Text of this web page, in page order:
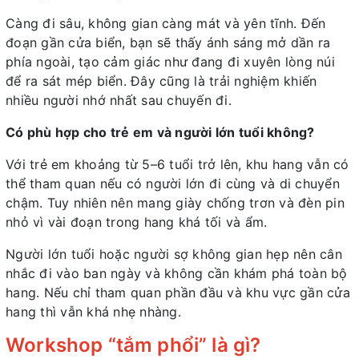
Càng đi sâu, không gian càng mát và yên tĩnh. Đến
đoạn gần cửa biển, bạn sẽ thấy ánh sáng mở dần ra
phía ngoài, tạo cảm giác như đang đi xuyên lòng núi
để ra sát mép biển. Đây cũng là trải nghiệm khiến
nhiều người nhớ nhất sau chuyến đi.
Có phù hợp cho trẻ em và người lớn tuổi không?
Với trẻ em khoảng từ 5–6 tuổi trở lên, khu hang vẫn có
thể tham quan nếu có người lớn đi cùng và di chuyển
chậm. Tuy nhiên nên mang giày chống trơn và đèn pin
nhỏ vì vài đoạn trong hang khá tối và ẩm.
Người lớn tuổi hoặc người sợ không gian hẹp nên cân
nhắc đi vào ban ngày và không cần khám phá toàn bộ
hang. Nếu chỉ tham quan phần đầu và khu vực gần cửa
hang thì vẫn khá nhẹ nhàng.
Workshop “tắm phổi” là gì?